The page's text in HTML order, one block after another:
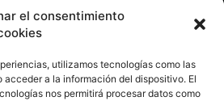
el consentimiento
utilizamos tecnologías como las
a la información del dispositivo. El
nos permitirá procesar datos como
portal web dedicado a la cultura
entrevistas, artículos de
de cine y series, crónicas de
y colaboraciones con creadores,
y apasionado por la escena